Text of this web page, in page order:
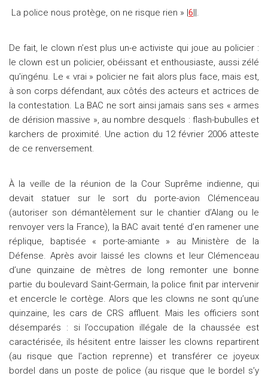
La police nous protège, on ne risque rien » |6||.
De fait, le clown n’est plus un-e activiste qui joue au policier :
le clown est un policier, obéissant et enthousiaste, aussi zélé
qu’ingénu. Le « vrai » policier ne fait alors plus face, mais est,
à son corps défendant, aux côtés des acteurs et actrices de
la contestation. La BAC ne sort ainsi jamais sans ses « armes
de dérision massive », au nombre desquels : flash-bubulles et
karchers de proximité. Une action du 12 février 2006 atteste
de ce renversement.
À la veille de la réunion de la Cour Suprême indienne, qui
devait statuer sur le sort du porte-avion Clémenceau
(autoriser son démantèlement sur le chantier d’Alang ou le
renvoyer vers la France), la BAC avait tenté d’en ramener une
réplique, baptisée « porte-amiante » au Ministère de la
Défense. Après avoir laissé les clowns et leur Clémenceau
d’une quinzaine de mètres de long remonter une bonne
partie du boulevard Saint-Germain, la police finit par intervenir
et encercle le cortège. Alors que les clowns ne sont qu’une
quinzaine, les cars de CRS affluent. Mais les officiers sont
désemparés : si l’occupation illégale de la chaussée est
caractérisée, ils hésitent entre laisser les clowns repartirent
(au risque que l’action reprenne) et transférer ce joyeux
bordel dans un poste de police (au risque que le bordel s’y